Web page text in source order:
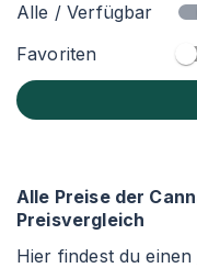
Alle / Verfügbar
Favoriten
Alle Preise der
Preisvergleich
Hier findest du einen